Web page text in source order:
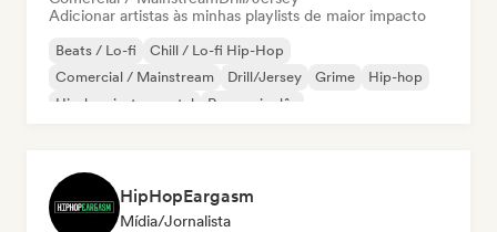
Adicionar artistas às minhas playlists de maior impacto
Beats / Lo-fi
Chill / Lo-fi Hip-Hop
Comercial / Mainstream
Drill/Jersey Grime
Hip-hop
Hip-hop instrumental
Rap em inglês
HipHopEargasm
Mídia/Jornalista